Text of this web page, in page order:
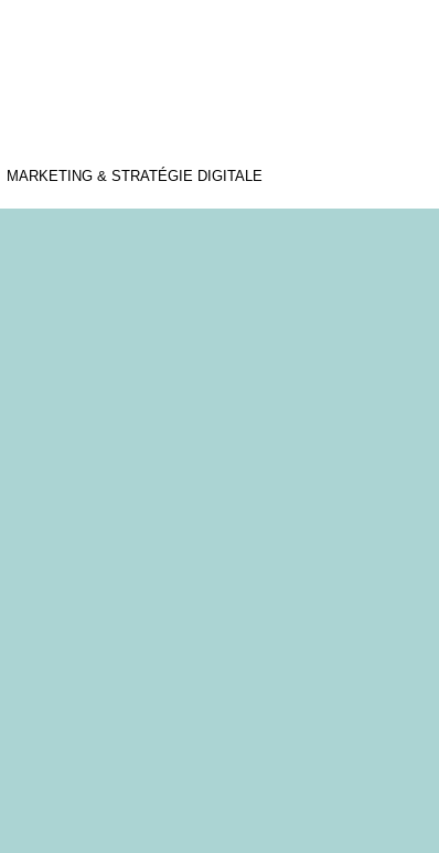
MARKETING & STRATÉGIE DIGITALE